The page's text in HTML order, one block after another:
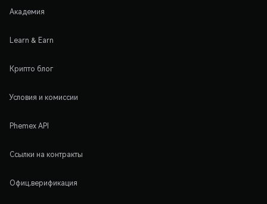
Академия
Learn & Earn
Крипто блог
Условия и комиссии
Phemex API
Ссылки на контракты
Офиц.верификация